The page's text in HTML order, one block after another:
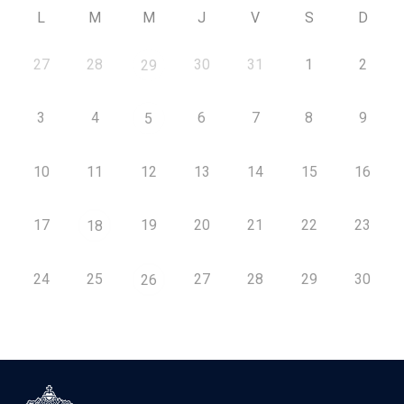
L M M J V S D
27 28 29 30 31 1 2
3 4 5 6 7 8 9
10 11 12 13 14 15 16
17 18 19 20 21 22 23
24 25 26 27 28 29 30